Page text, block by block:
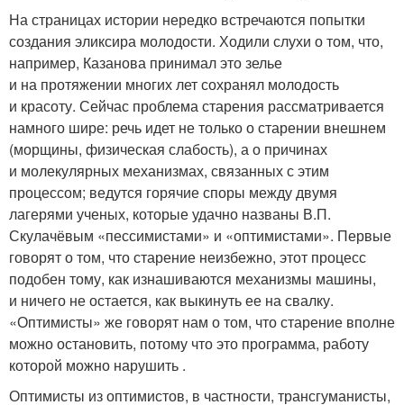
На страницах истории нередко встречаются попытки
создания эликсира молодости. Ходили слухи о том, что,
например, Казанова принимал это зелье
и на протяжении многих лет сохранял молодость
и красоту. Сейчас проблема старения рассматривается
намного шире: речь идет не только о старении внешнем
(морщины, физическая слабость), а о причинах
и молекулярных механизмах, связанных с этим
процессом; ведутся горячие споры между двумя
лагерями ученых, которые удачно названы В.П.
Скулачёвым «пессимистами» и «оптимистами». Первые
говорят о том, что старение неизбежно, этот процесс
подобен тому, как изнашиваются механизмы машины,
и ничего не остается, как выкинуть ее на свалку.
«Оптимисты» же говорят нам о том, что старение вполне
можно остановить, потому что это программа, работу
которой можно нарушить .
Оптимисты из оптимистов, в частности, трансгуманисты,